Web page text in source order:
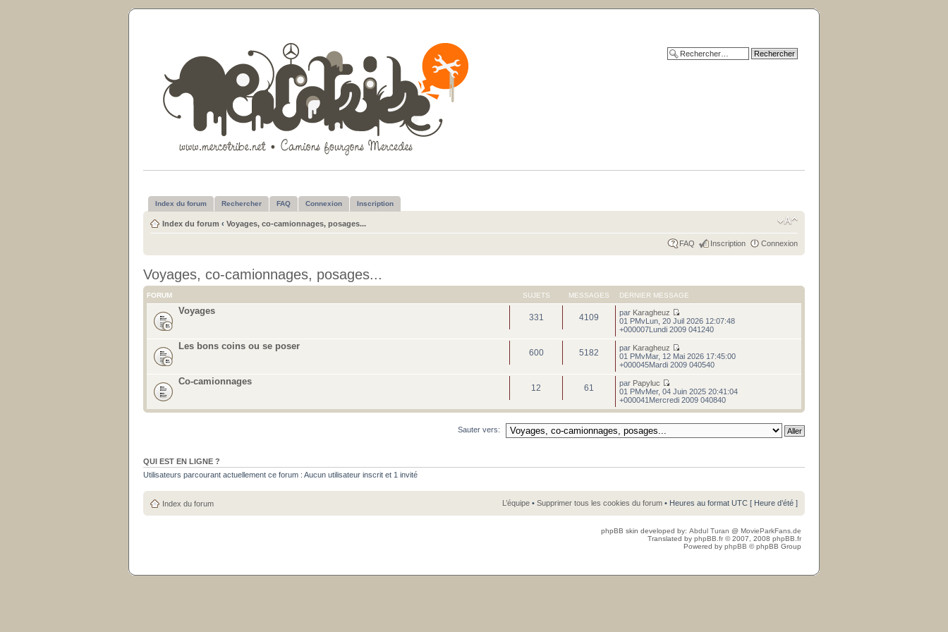
Index du forum Rechercher FAQ Connexion Inscription
Index du forum ‹ Voyages, co-camionnages, posages...
FAQ Inscription Connexion
Voyages, co-camionnages, posages...
FORUM SUJETS MESSAGES DERNIER MESSAGE
Voyages
331 4109 par Karagheuz
01 PMvLun, 20 Juil 2026 12:07:48
+000007Lundi 2009 041240
Les bons coins ou se poser
600 5182 par Karagheuz
01 PMvMar, 12 Mai 2026 17:45:00
+000045Mardi 2009 040540
Co-camionnages
12 61 par Papyluc
01 PMvMer, 04 Juin 2025 20:41:04
+000041Mercredi 2009 040840
Sauter vers:
QUI EST EN LIGNE ?
Utilisateurs parcourant actuellement ce forum : Aucun utilisateur inscrit et 1 invité
Index du forum L’équipe • Supprimer tous les cookies du forum • Heures au format UTC [ Heure d’été ]
phpBB skin developed by: Abdul Turan @ MovieParkFans.de
Translated by phpBB.fr © 2007, 2008 phpBB.fr
Powered by phpBB © phpBB Group